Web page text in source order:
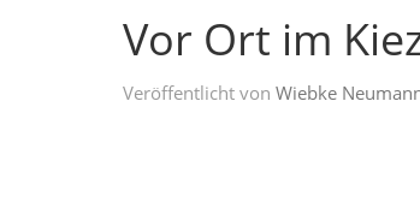
Vor Ort im
Veröffentlicht von Wiebke